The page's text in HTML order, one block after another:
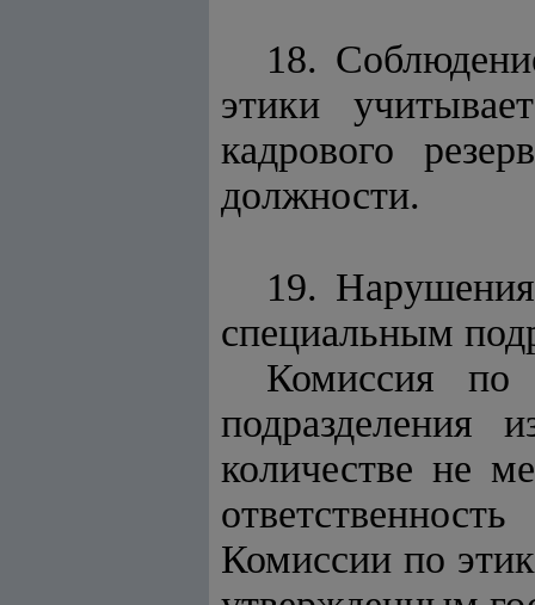
18.
этики
кадрового
должности.
19.
специальным
Комиссия по
подразделения
количестве не
Комиссии по